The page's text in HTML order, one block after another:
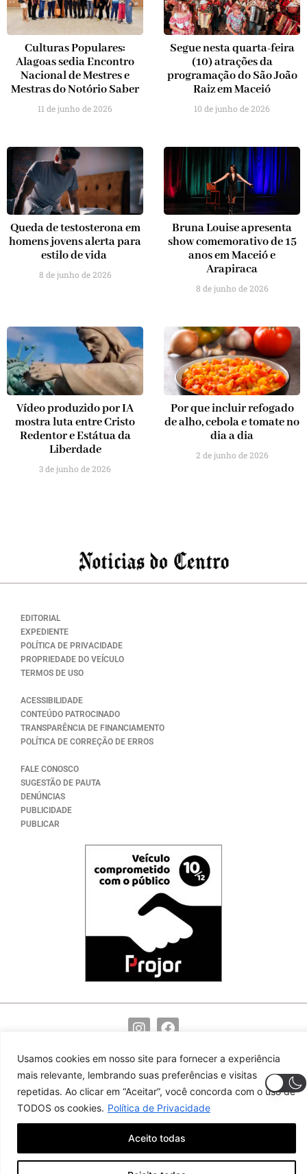
Usamos cookies em nosso site para fornecer a experiência
mais relevante, lembrando suas preferências e visitas
repetidas. Ao clicar em “Aceitar”, você concorda com o uso de
TODOS os cookies. Política de Privacidade
Aceito todas
Culturas Populares:
Alagoas sedia Encontro
Nacional de Mestres e
Mestras do Notório Saber
11 de junho de 2026
Segue nesta quarta-feira
(10) atrações da
programação do São João
Raiz em Maceió
10 de junho de 2026
Queda de testosterona em
homens jovens alerta para
estilo de vida
8 de junho de 2026
Bruna Louise apresenta
show comemorativo de 15
anos em Maceió e
Arapiraca
8 de junho de 2026
Vídeo produzido por IA
mostra luta entre Cristo
Redentor e Estátua da
Liberdade
3 de junho de 2026
Por que incluir refogado
de alho, cebola e tomate no
dia a dia
2 de junho de 2026
EDITORIAL
EXPEDIENTE
POLÍTICA DE PRIVACIDADE
PROPRIEDADE DO VEÍCULO
TERMOS DE USO
ACESSIBILIDADE
CONTEÚDO PATROCINADO
TRANSPARÊNCIA DE FINANCIAMENTO
POLÍTICA DE CORREÇÃO DE ERROS
FALE CONOSCO
SUGESTÃO DE PAUTA
DENÚNCIAS
PUBLICIDADE
PUBLICAR
(82) 99117-9755 redacao@noticiasdocentro.com.br
© 2024 Notícias do Centro. Todos os direitos reservados